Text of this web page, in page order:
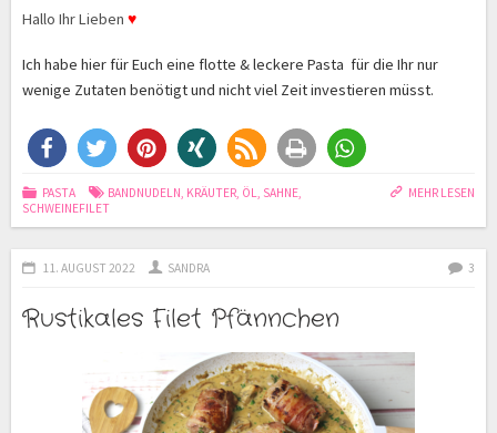
Hallo Ihr Lieben ♥
Ich habe hier für Euch eine flotte & leckere Pasta für die Ihr nur
wenige Zutaten benötigt und nicht viel Zeit investieren müsst.
MEHR LESEN
PASTA BANDNUDELN, KRÄUTER, ÖL, SAHNE,
SCHWEINEFILET
11. AUGUST 2022 SANDRA 3
Rustikales Filet Pfännchen